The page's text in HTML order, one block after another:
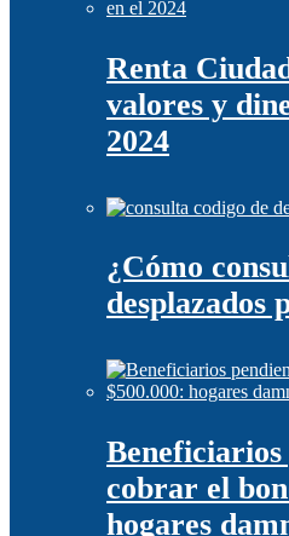
Renta
valores y
2024
¿Cómo
desplazados
Beneficiarios
cobrar el
hogares